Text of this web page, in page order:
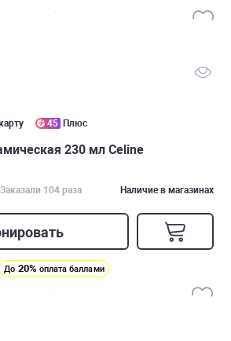
45 Плюс
230 мл Celine
Заказали 104 раза Наличие в магазинах
До 20% оплата баллами